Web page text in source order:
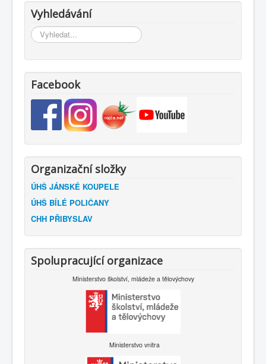
Vyhledávání
Vyhledávání...
Facebook
Organizační složky
ÚHŠ JÁNSKÉ KOUPELE
ÚHŠ BÍLÉ POLIČANY
CHH PŘIBYSLAV
Spolupracující organizace
Ministerstvo školství, mládeže a tělovýchovy
Ministerstvo vnitra